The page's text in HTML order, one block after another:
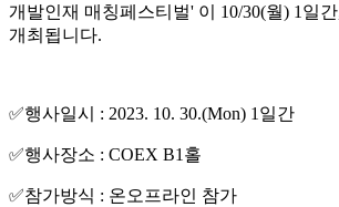
개발인재 매칭페스티벌' 이 10/30(월) 1일
개최됩니다.
✅행사일시 : 2023. 10. 30.(Mon) 1일간
✅행사장소 : COEX B1홀
✅참가방식 : 온오프라인 참가